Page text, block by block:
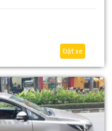
Đặt xe